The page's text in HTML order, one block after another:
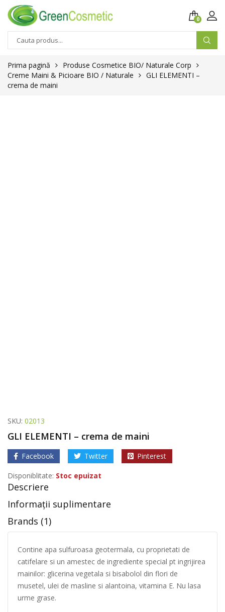
0
Prima pagină
Produse Cosmetice BIO/ Naturale Corp
Creme Maini & Picioare BIO / Naturale
GLI ELEMENTI –
crema de maini
SKU: 02013
GLI ELEMENTI – crema de maini
Facebook Twitter Pinterest
Disponiblitate: Stoc epuizat
Descriere
Informații suplimentare
Brands (1)
Contine apa sulfuroasa geotermala, cu proprietati de
catifelare si un amestec de ingrediente special pt ingrijirea
mainilor: glicerina vegetala si bisabolol din flori de
musetel, ulei de masline si alantoina, vitamina E. Nu lasa
urme grase.